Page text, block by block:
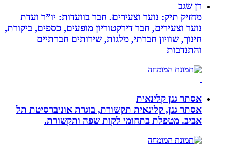
רן שגב
מחזיק תיק: נוער וצעירים. חבר בוועדות: יו”ר ועדת
נוער וצעירים, חבר דירקטוריון מופעים, כספים, ביקורת,
חינוך, שוויון חברתי, מלגות, שירותים חברתיים
והתנדבות
אסתר גנן קלינאית
אסתר גנן, קלינאית תקשורת, בוגרת אוניברסיטת תל
אביב. מטפלת בתחומי לקות שפה ותקשורת.